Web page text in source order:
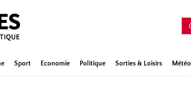
Sport Economie Politique Sorties & Loisirs Météo